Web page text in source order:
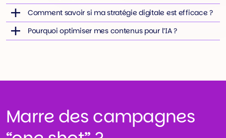
Comment savoir si ma stratégie digitale est efficace ?
Pourquoi optimiser mes contenus pour l’IA ?
Marre des campagnes